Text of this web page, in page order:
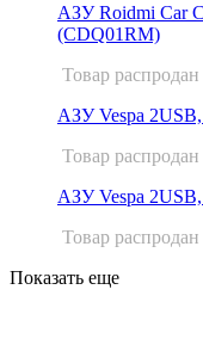
АЗУ Roidmi Car
(CDQ01RM)
Товар распродан
АЗУ Vespa
Товар распродан
АЗУ Vespa
Товар распродан
Показать еще